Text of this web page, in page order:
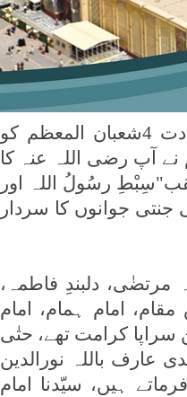
سیّد الشہداء حضرت امام حسین رضی اللہ عنہٍ کی ولادت 4شعبان المعظم کو
آپ رضی اللہ عنہ کا
رسُولُ اللہ اور
جوانوں کا سردار
دلبندِ فاطمہ،
امام ہمام، امام
کرامت تھے، حتٰی
باللہ نورالدین
ہیں، سیّدنا امام